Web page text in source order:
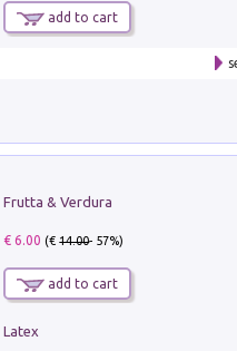
add to cart
Frutta & Verdura
€ 6.00 (€14.00- 57%)
add to cart
Latex